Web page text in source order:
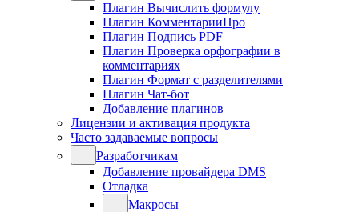
Плагин Вычислить формулу
Плагин КомментарииПро
Плагин Подпись PDF
Плагин Проверка орфографии в
комментариях
Плагин Формат с разделителями
Плагин Чат-бот
Добавление плагинов
Лицензии и активация продукта
Часто задаваемые вопросы
Разработчикам
Добавление провайдера DMS
Отладка
Макросы